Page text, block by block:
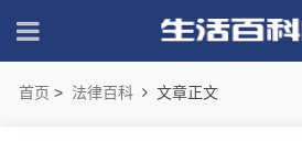
首页 > 法律百科 文章正文